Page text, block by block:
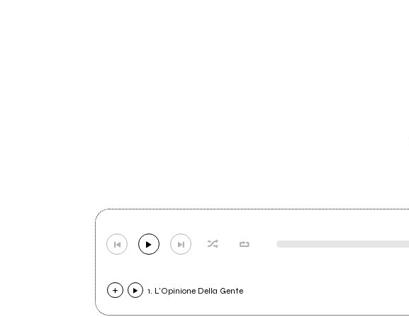
1. L'Opinione Della Gente